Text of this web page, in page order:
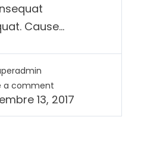
Cause...
a comment
13, 2017